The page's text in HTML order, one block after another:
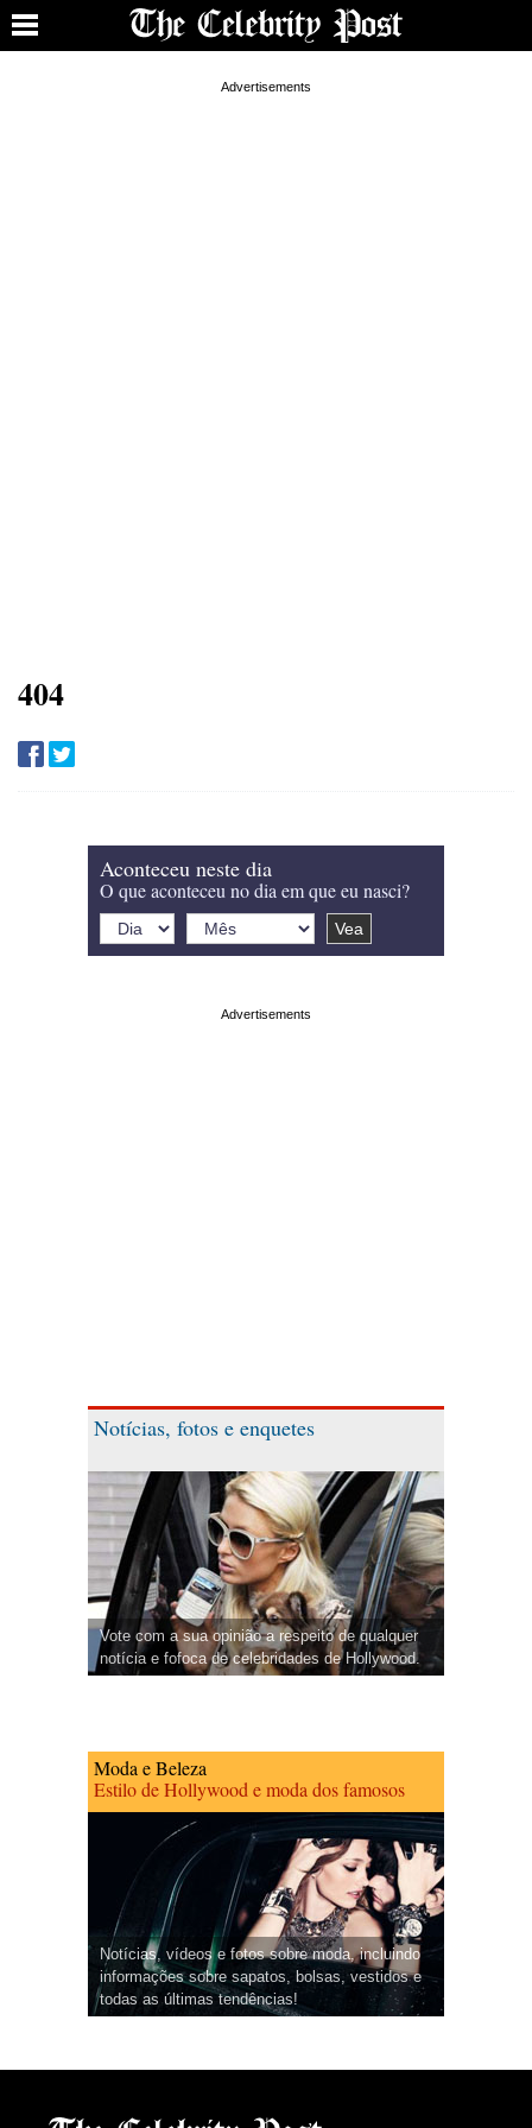
404
Aconteceu neste dia
O que aconteceu no dia em que eu nasci?
Notícias, fotos e enquetes
Vote com a sua opinião a respeito de qualquer
notícia e fofoca de celebridades de Hollywood.
Moda e Beleza
Estilo de Hollywood e moda dos famosos
Notícias, vídeos e fotos sobre moda, incluindo
informações sobre sapatos, bolsas, vestidos e
todas as últimas tendências!